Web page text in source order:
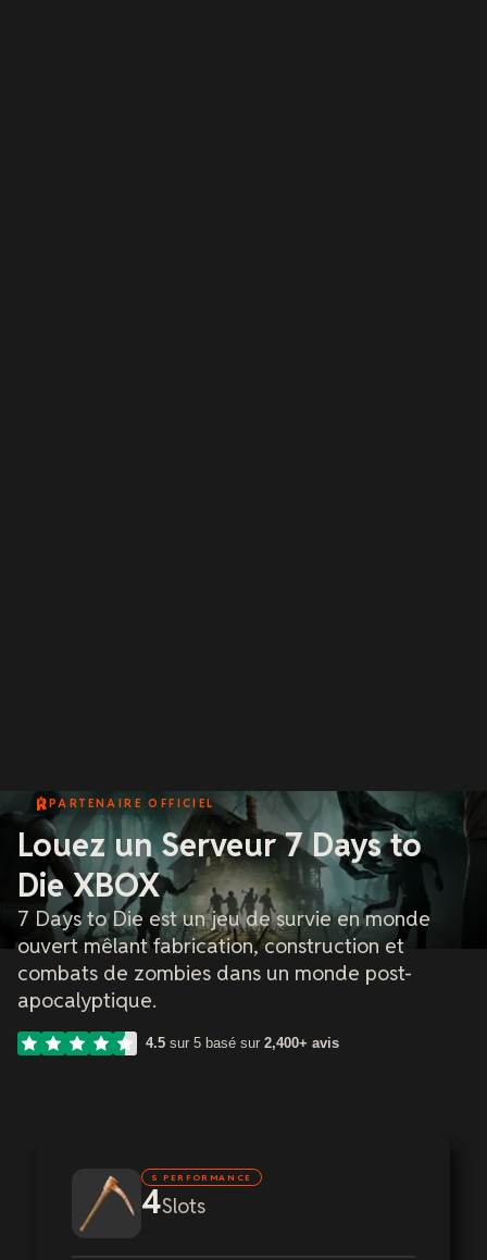
PARTENAIRE OFFICIEL
Louez un Serveur 7 Days to
Die XBOX
7 Days to Die est un jeu de survie en monde
ouvert mêlant fabrication, construction et
combats de zombies dans un monde post-
apocalyptique.
4.5 sur 5 basé sur 2,400+ avis
S PERFORMANCE
4Slots